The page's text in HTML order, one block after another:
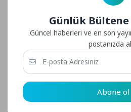
sağlayabilirsiniz.Günlük Bültene
Güncel haberleri ve en son
postanızda
Abone ol